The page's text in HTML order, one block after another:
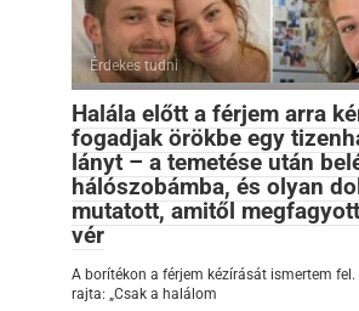
Érdekes tudni
Halála előtt a férjem arra
fogadjak örökbe egy
lányt – a temetése után
hálószobámba, és olyan
mutatott, amitől
vér
A borítékon a férjem kézírását ismertem
rajta: „Csak a halálom